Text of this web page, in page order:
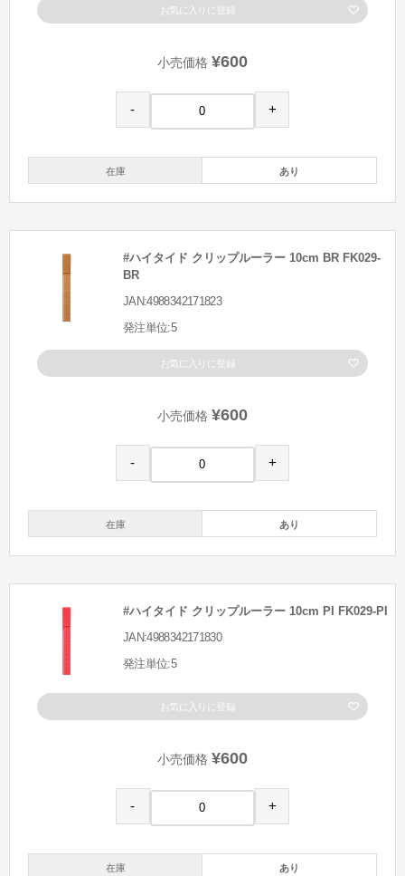
お気に入りに登録
小売価格 ¥600
- +
在庫 あり
#ハイタイド クリップルーラー 10cm BR FK029-
BR
JAN:4988342171823
発注単位:5
お気に入りに登録
小売価格 ¥600
- +
在庫 あり
#ハイタイド クリップルーラー 10cm PI FK029-PI
JAN:4988342171830
発注単位:5
お気に入りに登録
小売価格 ¥600
- +
在庫 あり